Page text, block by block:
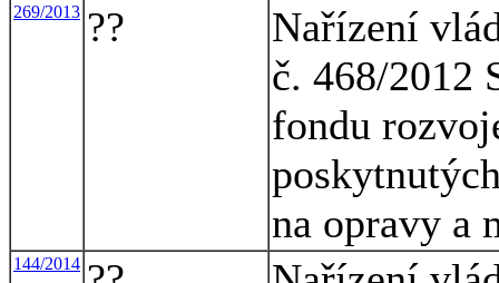
269/2013 ??
Nařízení
č. 468/2012
fondu
na opravy a
144/2014